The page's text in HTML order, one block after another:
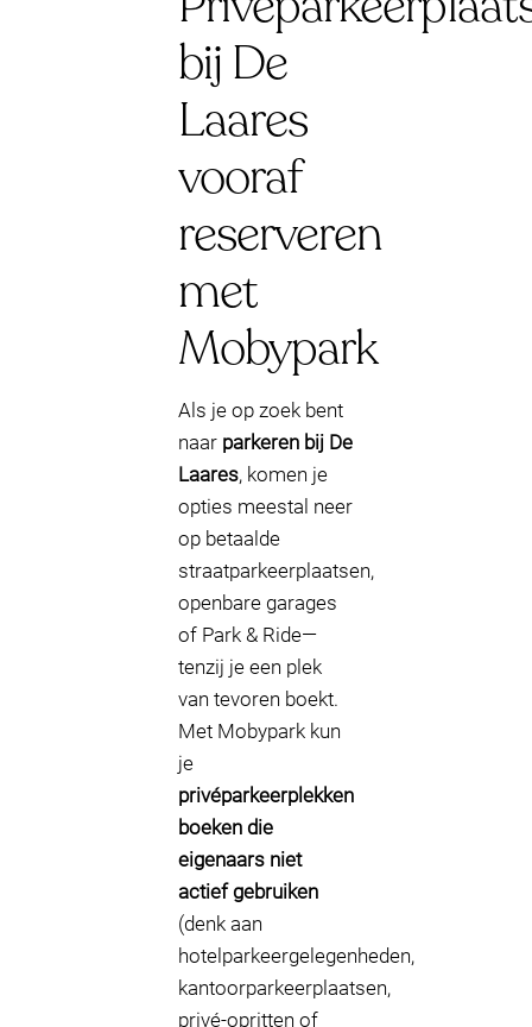
bij De
Laares
vooraf
reserveren
met
Mobypark
Als je op zoek bent
naar parkeren bij De
Laares, komen je
opties meestal neer
op betaalde
straatparkeerplaatsen,
openbare garages
of Park & Ride—
tenzij je een plek
van tevoren boekt.
Met Mobypark kun
je
privéparkeerplekken
boeken die
eigenaars niet
actief gebruiken
(denk aan
hotelparkeergelegenheden,
kantoorparkeerplaatsen,
privé-opritten of